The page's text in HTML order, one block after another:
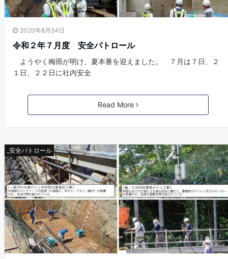
2020年8月24日
令和２年７月度 安全パトロール
ようやく梅雨が明け、夏本番を迎えました。 ７月は７日、２
１日、２２日に社内安全
Read More
_安全パトロール